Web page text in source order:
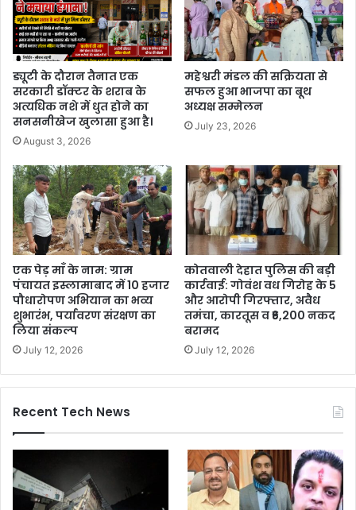
ड्यूटी के दौरान तैनात एक
सरकारी डॉक्टर के शराब के
अत्यधिक नशे में धुत होने का
सनसनीखेज खुलासा हुआ है।
August 3, 2026
महेश्वरी मंडल की सक्रियता से
सफल हुआ भाजपा का बूथ
अध्यक्ष सम्मेलन
July 23, 2026
एक पेड़ माँ के नाम: ग्राम
पंचायत इस्लामाबाद में 10 हजार
पौधारोपण अभियान का भव्य
शुभारंभ, पर्यावरण संरक्षण का
लिया संकल्प
July 12, 2026
कोतवाली देहात पुलिस की बड़ी
कार्रवाई: गोवंश वध गिरोह के 5
और आरोपी गिरफ्तार, अवैध
तमंचा, कारतूस व ₹6,200 नकद
बरामद
July 12, 2026
Recent Tech News